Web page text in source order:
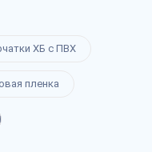
ХБ с ПВХ
пленка